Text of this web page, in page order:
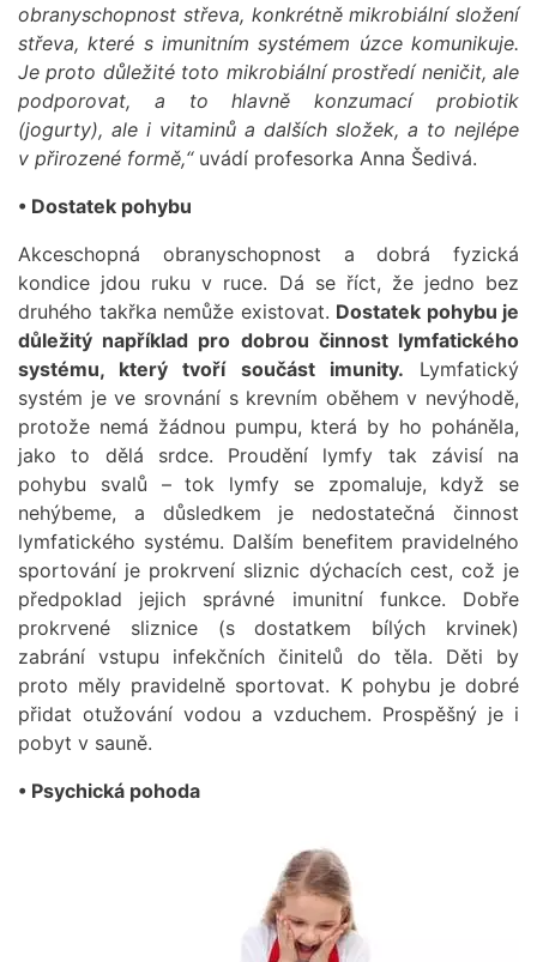
obranyschopnost střeva, konkrétně mikrobiální složení
střeva, které s imunitním systémem úzce komunikuje.
Je proto důležité toto mikrobiální prostředí neničit, ale
podporovat, a to hlavně konzumací probiotik
(jogurty), ale i vitaminů a dalších složek, a to nejlépe
v přirozené formě,“uvádí profesorka Anna Šedivá.
• Dostatek pohybu
Akceschopná obranyschopnost a dobrá fyzická
kondice jdou ruku v ruce. Dá se říct, že jedno bez
druhého takřka nemůže existovat. Dostatek pohybu je
důležitý například pro dobrou činnost lymfatického
systému, který tvoří součást imunity. Lymfatický
systém je ve srovnání s krevním oběhem v nevýhodě,
protože nemá žádnou pumpu, která by ho poháněla,
jako to dělá srdce. Proudění lymfy tak závisí na
pohybu svalů – tok lymfy se zpomaluje, když se
nehýbeme, a důsledkem je nedostatečná činnost
lymfatického systému. Dalším benefitem pravidelného
sportování je prokrvení sliznic dýchacích cest, což je
předpoklad jejich správné imunitní funkce. Dobře
prokrvené sliznice (s dostatkem bílých krvinek)
zabrání vstupu infekčních činitelů do těla. Děti by
proto měly pravidelně sportovat. K pohybu je dobré
přidat otužování vodou a vzduchem. Prospěšný je i
pobyt v sauně.
• Psychická pohoda